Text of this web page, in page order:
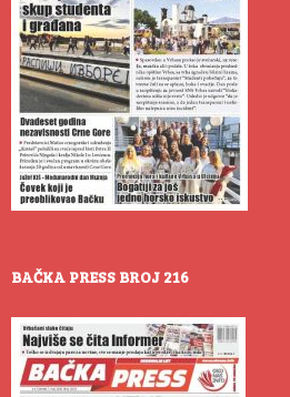
BAČKA PRESS BROJ 216